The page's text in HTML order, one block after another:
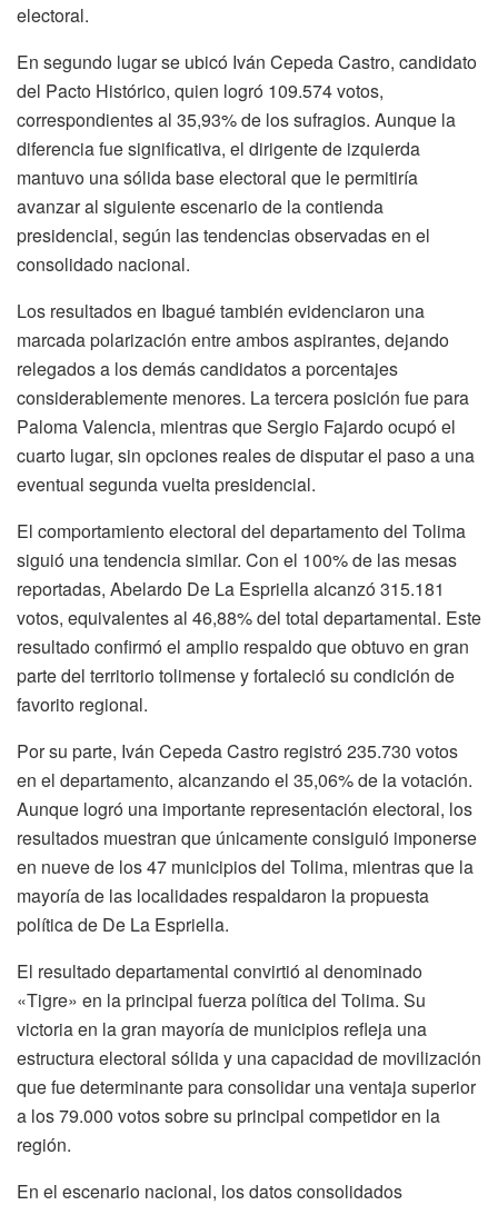
electoral.
En segundo lugar se ubicó Iván Cepeda Castro, candidato
del Pacto Histórico, quien logró 109.574 votos,
correspondientes al 35,93% de los sufragios. Aunque la
diferencia fue significativa, el dirigente de izquierda
mantuvo una sólida base electoral que le permitiría
avanzar al siguiente escenario de la contienda
presidencial, según las tendencias observadas en el
consolidado nacional.
Los resultados en Ibagué también evidenciaron una
marcada polarización entre ambos aspirantes, dejando
relegados a los demás candidatos a porcentajes
considerablemente menores. La tercera posición fue para
Paloma Valencia, mientras que Sergio Fajardo ocupó el
cuarto lugar, sin opciones reales de disputar el paso a una
eventual segunda vuelta presidencial.
El comportamiento electoral del departamento del Tolima
siguió una tendencia similar. Con el 100% de las mesas
reportadas, Abelardo De La Espriella alcanzó 315.181
votos, equivalentes al 46,88% del total departamental. Este
resultado confirmó el amplio respaldo que obtuvo en gran
parte del territorio tolimense y fortaleció su condición de
favorito regional.
Por su parte, Iván Cepeda Castro registró 235.730 votos
en el departamento, alcanzando el 35,06% de la votación.
Aunque logró una importante representación electoral, los
resultados muestran que únicamente consiguió imponerse
en nueve de los 47 municipios del Tolima, mientras que la
mayoría de las localidades respaldaron la propuesta
política de De La Espriella.
El resultado departamental convirtió al denominado
«Tigre» en la principal fuerza política del Tolima. Su
victoria en la gran mayoría de municipios refleja una
estructura electoral sólida y una capacidad de movilización
que fue determinante para consolidar una ventaja superior
a los 79.000 votos sobre su principal competidor en la
región.
En el escenario nacional, los datos consolidados